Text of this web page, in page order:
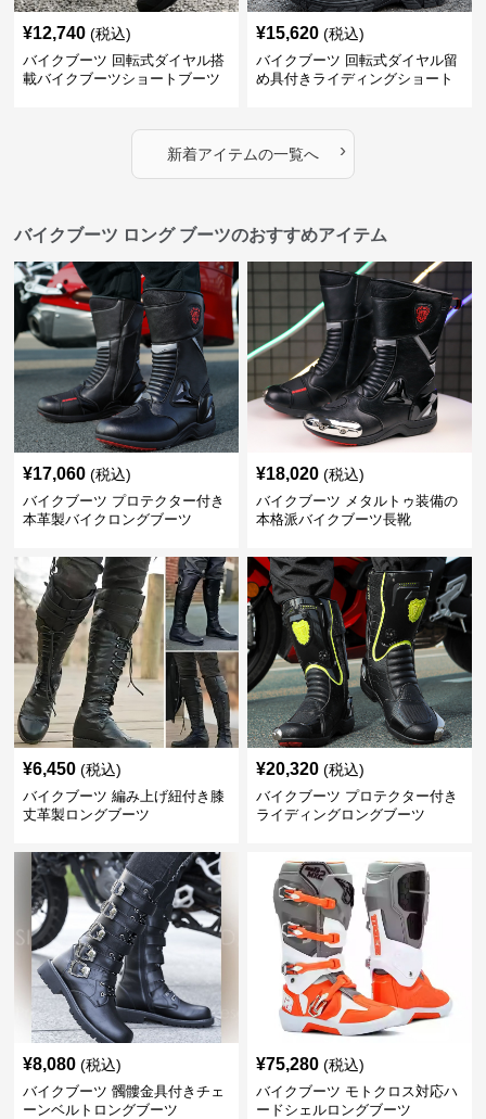
¥12,740 (税込)
バイクブーツ 回転式ダイヤル搭
載バイクブーツショートブーツ
¥15,620 (税込)
バイクブーツ 回転式ダイヤル留
め具付きライディングショート
新着アイテムの一覧へ ›
バイクブーツ ロング ブーツのおすすめアイテム
¥17,060 (税込)
バイクブーツ プロテクター付き
本革製バイクロングブーツ
¥18,020 (税込)
バイクブーツ メタルトゥ装備の
本格派バイクブーツ長靴
¥6,450 (税込)
バイクブーツ 編み上げ紐付き膝
丈革製ロングブーツ
¥20,320 (税込)
バイクブーツ プロテクター付き
ライディングロングブーツ
¥8,080 (税込)
バイクブーツ 髑髏金具付きチェ
ーンベルトロングブーツ
¥75,280 (税込)
バイクブーツ モトクロス対応ハ
ードシェルロングブーツ